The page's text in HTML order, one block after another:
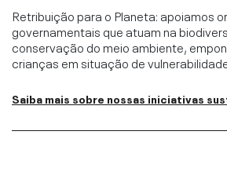
Retribuição para o Planeta: apoiamos
governamentais que atuam na
conservação do meio ambiente,
crianças em situação de
Saiba mais sobre nossas iniciativas